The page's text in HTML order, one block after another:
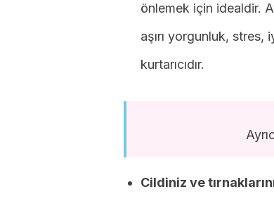
önlemek için idealdir.
aşırı yorgunluk, stres,
kurtarıcıdır.
Cildiniz ve